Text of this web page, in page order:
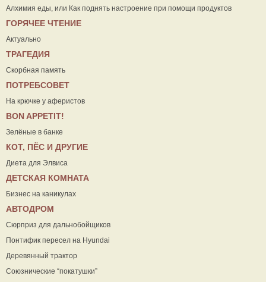
Алхимия еды, или Как поднять настроение при помощи продуктов
ГОРЯЧЕЕ ЧТЕНИЕ
Актуально
ТРАГЕДИЯ
Скорбная память
ПОТРЕБСОВЕТ
На крючке у аферистов
ВON APPETIT!
Зелёные в банке
КОТ, ПЁС И ДРУГИЕ
Диета для Элвиса
ДЕТСКАЯ КОМНАТА
Бизнес на каникулах
АВТОДРОМ
Сюрприз для дальнобойщиков
Понтифик пересел на Hyundai
Деревянный трактор
Союзнические “покатушки”